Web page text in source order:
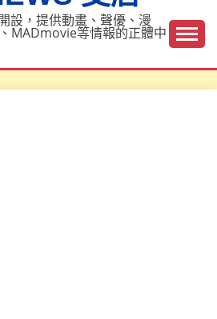
設，提供動畫、聲優、漫
MADmovie等情報的正體中